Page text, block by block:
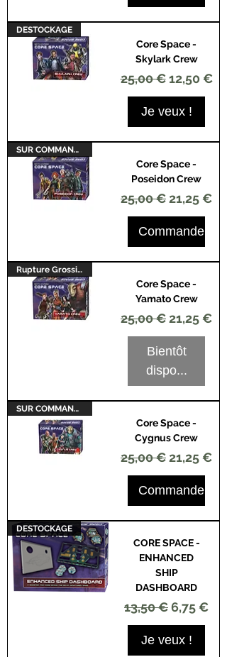
DESTOCKAGE
Core Space -
Skylark Crew
Prix original
25,00 € Prix
12,50 €
Je veux !
SUR COMMANDE
Core Space -
Poseidon Crew
Prix original
25,00 €Prix
21,25 €
Commander
Rupture Grossiste
Core Space -
Yamato Crew
Prix original
25,00 €Prix
21,25 €
Bientôt
dispo...
SUR COMMANDE
Core Space -
Cygnus Crew
Prix original
25,00 €Prix
21,25 €
Commander
DESTOCKAGE
CORE SPACE -
ENHANCED
SHIP
DASHBOARD
Prix original
13,50 €Prix
6,75 €
Je veux !